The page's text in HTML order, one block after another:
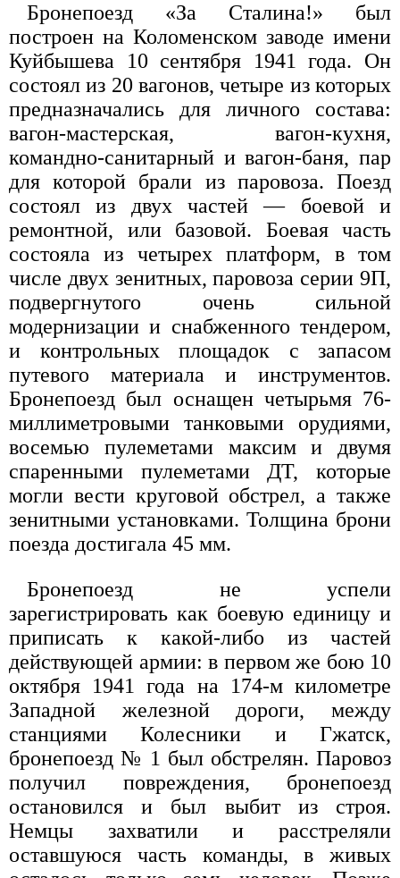
Бронепоезд «За Сталина!» был
построен на Коломенском заводе имени
Куйбышева 10 сентября 1941 года. Он
состоял из 20 вагонов, четыре из которых
предназначались для личного состава:
вагон-мастерская, вагон-кухня,
командно-санитарный и вагон-баня, пар
для которой брали из паровоза. Поезд
состоял из двух частей — боевой и
ремонтной, или базовой. Боевая часть
состояла из четырех платформ, в том
числе двух зенитных, паровоза серии 9П,
подвергнутого очень сильной
модернизации и снабженного тендером,
и контрольных площадок с запасом
путевого материала и инструментов.
Бронепоезд был оснащен четырьмя 76-
миллиметровыми танковыми орудиями,
восемью пулеметами максим и двумя
спаренными пулеметами ДТ, которые
могли вести круговой обстрел, а также
зенитными установками. Толщина брони
поезда достигала 45 мм.
Бронепоезд не успели
зарегистрировать как боевую единицу и
приписать к какой-либо из частей
действующей армии: в первом же бою 10
октября 1941 года на 174-м километре
Западной железной дороги, между
станциями Колесники и Гжатск,
бронепоезд № 1 был обстрелян. Паровоз
получил повреждения, бронепоезд
остановился и был выбит из строя.
Немцы захватили и расстреляли
оставшуюся часть команды, в живых